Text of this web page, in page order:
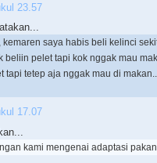
23.57
saya habis beli kelinci
beliin pelet tapi kok nggak mau
tapi tetep aja nggak mau di makan..
17.07
kami mengenai adaptasi